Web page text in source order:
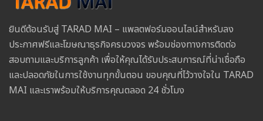
ยินดีต้อนรับสู่ TARAD MAI – แพลตฟอร์มออนไลน์สำหรับลง
ประกาศฟรีและโฆษณาธุรกิจครบวงจร พร้อมช่องทางการติดต่อ
สอบถามและบริการลูกค้า เพื่อให้คุณได้รับประสบการณ์ที่น่าเชื่อถือ
และปลอดภัยในการใช้งานทุกขั้นตอน ขอบคุณที่ไว้วางใจใน TARAD
MAI และเราพร้อมให้บริการคุณตลอด 24 ชั่วโมง